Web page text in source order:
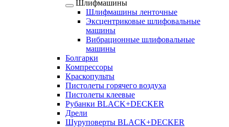
Шлифмашины
Шлифмашины ленточные
Эксцентриковые шлифовальные
машины
Вибрационные шлифовальные
машины
Болгарки
Компрессоры
Краскопульты
Пистолеты горячего воздуха
Пистолеты клеевые
Рубанки BLACK+DECKER
Дрели
Шуруповерты BLACK+DECKER